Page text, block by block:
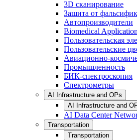
3D сканирование
Зашита от
Автопроизводители
Biomedical
Пользовательская
Пользовательские
Авиационно-
Промышленность
БИК-спектроскопия
Спектрометры
AI Infrastructure and OPs
AI Infrastructure and
AI Data Center
Transportation
Transportation